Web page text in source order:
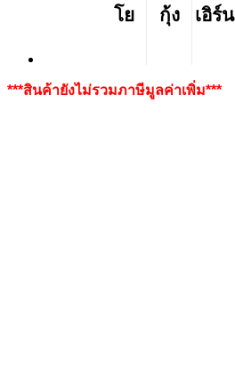
โย
กุ้ง
เอิร์น
***สินค้ายังไม่รวมภาษีมูลค่าเพิ่ม***